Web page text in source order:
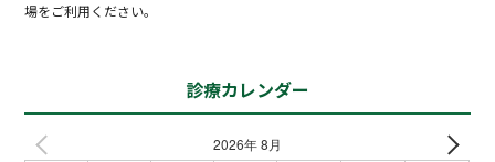
場をご利用ください。
診療カレンダー
2026年 8月